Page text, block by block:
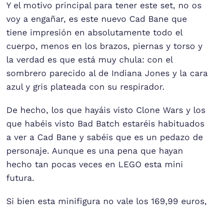
Y el motivo principal para tener este set, no os
voy a engañar, es este nuevo Cad Bane que
tiene impresión en absolutamente todo el
cuerpo, menos en los brazos, piernas y torso y
la verdad es que está muy chula: con el
sombrero parecido al de Indiana Jones y la cara
azul y gris plateada con su respirador.
De hecho, los que hayáis visto Clone Wars y los
que habéis visto Bad Batch estaréis habituados
a ver a Cad Bane y sabéis que es un pedazo de
personaje. Aunque es una pena que hayan
hecho tan pocas veces en LEGO esta mini
futura.
Si bien esta minifigura no vale los 169,99 euros,